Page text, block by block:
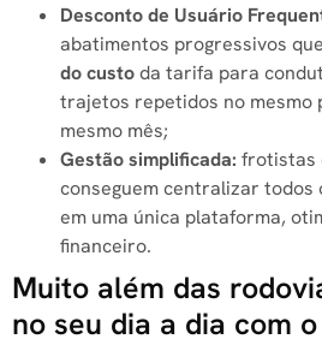
Desconto de Usuário
abatimentos progressivos
do custoda tarifa para
trajetos repetidos no mesmo
mesmo mês;
Gestão simplificada: frotistas
conseguem centralizar todos
em uma única plataforma,
financeiro.
Muito além das
no seu dia a dia com